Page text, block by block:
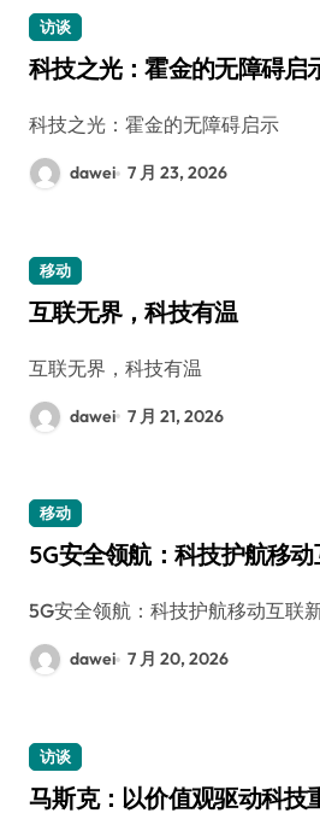
访谈
科技之光：霍金的无障碍启
科技之光：霍金的无障碍启示
dawei 7 月 23, 2026
移动
互联无界，科技有温
互联无界，科技有温
dawei 7 月 21, 2026
移动
5G安全领航：科技护航移
5G安全领航：科技护航移动互联
dawei 7 月 20, 2026
访谈
马斯克：以价值观驱动科技